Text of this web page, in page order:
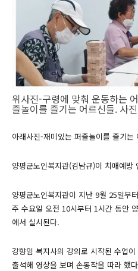
위사진-구령에 맞춰 운동하는
즐놀이를 즐기는 어르신들. 사
아래사진-재미있는 퍼즐놀이를 즐기는
양평군노인복지관(김남규)이 치매예
양평군노인복지관이 지난 9월 25일부
주 수요일 오전 10시부터 1시간 동안
에서 실시된다.
강향임 복지사의 강의로 시작된 수업
출석해 영상을 보며 손동작을 따라 했